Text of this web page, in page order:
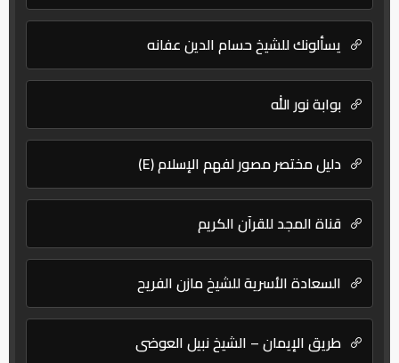
يسألونك للشيخ حسام الدين عفانه
بوابة نور الله
دليل مختصر مصور لفهم الإسلام (E)
قناة المجد للقرآن الكريم
السعادة الأسرية للشيخ مازن الفريح
طريق الإيمان – الشيخ نبيل العوضي